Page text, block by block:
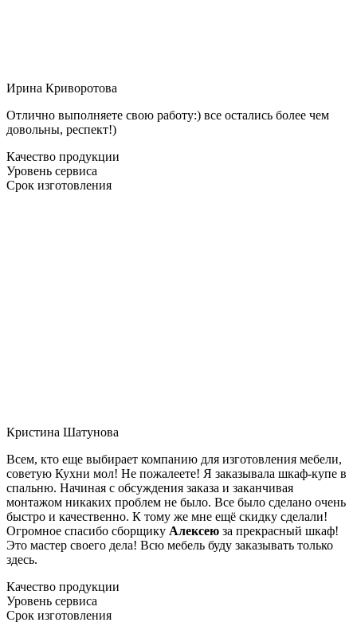
Ирина Криворотова
Отлично выполняете свою работу:) все остались более чем
довольны, респект!)
Качество продукции
Уровень сервиса
Срок изготовления
Кристина Шатунова
Всем, кто еще выбирает компанию для изготовления мебели,
советую Кухни мол! Не пожалеете! Я заказывала шкаф-купе в
спальню. Начиная с обсуждения заказа и заканчивая
монтажом никаких проблем не было. Все было сделано очень
быстро и качественно. К тому же мне ещё скидку сделали!
Огромное спасибо сборщику Алексею за прекрасный шкаф!
Это мастер своего дела! Всю мебель буду заказывать только
здесь.
Качество продукции
Уровень сервиса
Срок изготовления